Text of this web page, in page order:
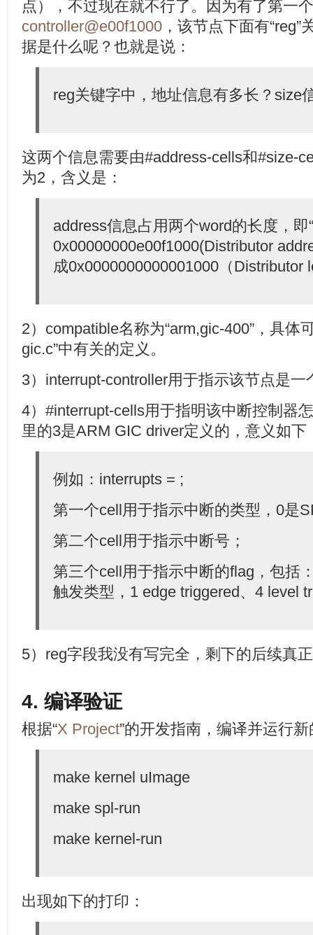
点），不过现在就不行了。因为有了第一
controller@e00f1000 ，该节点下面有
据是什么呢？也就是说：
reg关键字中，地址信息有多长？size
这两个信息需要由#address-cells和#size-
为2，含义是：
address信息占用两个word的长度，即
0x00000000e00f1000(Distributor
成0x0000000000001000（Distributor
2）compatible名称为“arm,gic-400”，具体
gic.c”中有关的定义。
3）interrupt-controller用于指示该节点是一
4）#interrupt-cells用于指明该中断控制器
里的3是ARM GIC driver定义的，意义如下
例如：interrupts = ;
第一个cell用于指示中断的类型，0是
第二个cell用于指示中断号；
第三个cell用于指示中断的flag，包括
触发类型，1 edge triggered、4 level
5）reg字段我没有写完全，剩下的后续真
4. 编译验证
根据“X Project”的开发指南，编译并运行
make kernel uImage
make spl-run
make kernel-run
出现如下的打印：